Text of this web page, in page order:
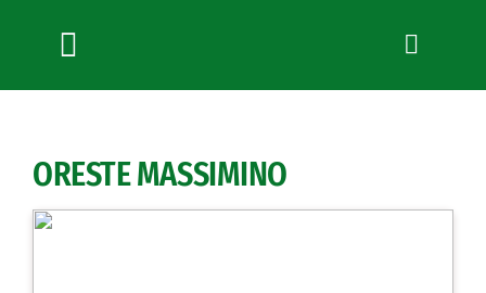
Toggle
Navigation
News
Bandi
ORESTE MASSIMINO